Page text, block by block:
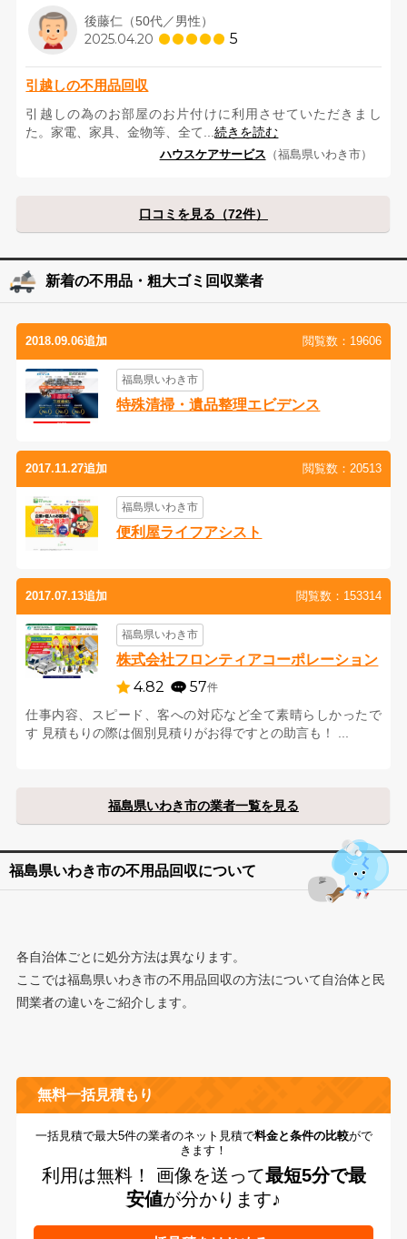
後藤仁（50代／男性）
2025.04.20 5
引越しの不用品回収
引越しの為のお部屋のお片付けに利用させていただきまし
た。家電、家具、金物等、全て...続きを読む
ハウスケアサービス （福島県いわき市）
口コミを見る（72件）
新着の不用品・粗大ゴミ回収業者
2018.09.06追加 閲覧数：19606
福島県いわき市
特殊清掃・遺品整理エビデンス
2017.11.27追加 閲覧数：20513
福島県いわき市
便利屋ライフアシスト
2017.07.13追加 閲覧数：153314
福島県いわき市
株式会社フロンティアコーポレーション
4.82 57件
仕事内容、スピード、客への対応など全て素晴らしかったで
す 見積もりの際は個別見積りがお得ですとの助言も！ ...
福島県いわき市の業者一覧を見る
福島県いわき市の不用品回収について
各自治体ごとに処分方法は異なります。
ここでは福島県いわき市の不用品回収の方法について自治体と民
間業者の違いをご紹介します。
無料一括見積もり
一括見積で最大5件の業者のネット見積で料金と条件の比較がで
きます！
利用は無料！ 画像を送って最短5分で最
安値が分かります♪